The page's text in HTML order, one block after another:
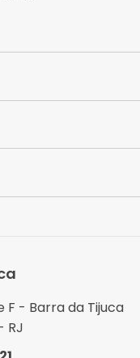
F - Barra da Tijuca
RJ